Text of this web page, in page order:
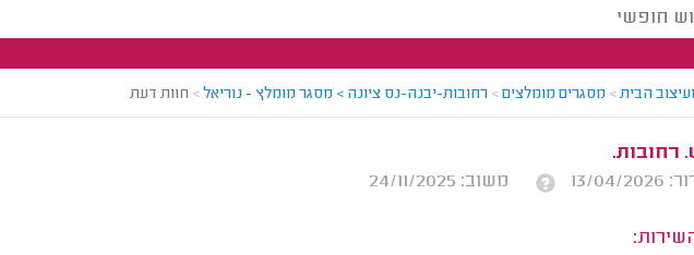
הבית> מסגרים מומלצים> רחובות-יבנה-נס ציונה > מסגר מומלץ - נוריאל> חוות דעת
רחובות.
2026
משוב: 24/11/2025